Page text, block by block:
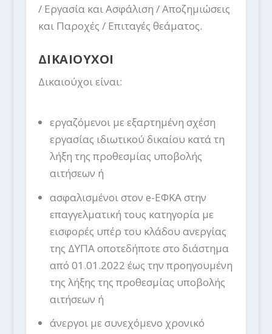
/ Εργασία και Ασφάλιση / Αποζημιώσεις
και Παροχές / Επιταγές θεάματος.
ΔΙΚΑΙΟΥΧΟΙ
Δικαιούχοι είναι:
εργαζόμενοι με εξαρτημένη σχέση
εργασίας ιδιωτικού δικαίου κατά τη
λήξη της προθεσμίας υποβολής
αιτήσεων ή
ασφαλισμένοι στον e-EΦΚΑ στην
επαγγελματική τους κατηγορία με
εισφορές υπέρ του κλάδου ανεργίας
της ΔΥΠΑ οποτεδήποτε στο διάστημα
από 01.01.2022 έως την προηγουμένη
της λήξης της προθεσμίας υποβολής
αιτήσεων ή
άνεργοι με συνεχόμενο χρονικό